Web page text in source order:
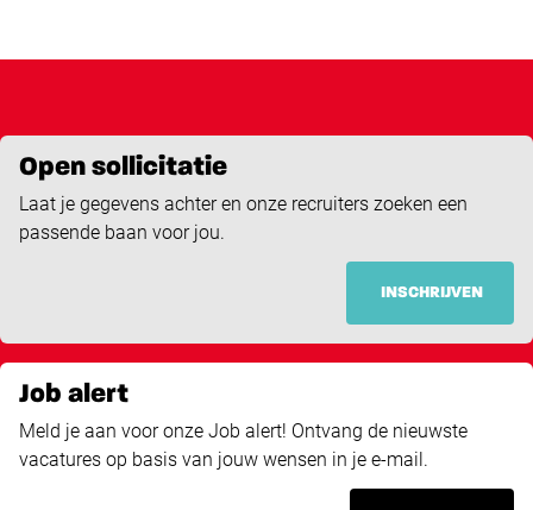
Open sollicitatie
Laat je gegevens achter en onze recruiters zoeken een
passende baan voor jou.
INSCHRIJVEN
Job alert
Meld je aan voor onze Job alert! Ontvang de nieuwste
vacatures op basis van jouw wensen in je e-mail.